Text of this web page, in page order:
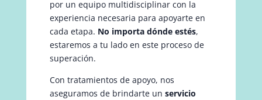
por un equipo multidisciplinar con la
experiencia necesaria para apoyarte en
cada etapa. No importa dónde estés,
estaremos a tu lado en este proceso de
superación.
Con tratamientos de apoyo, nos
aseguramos de brindarte un servicio